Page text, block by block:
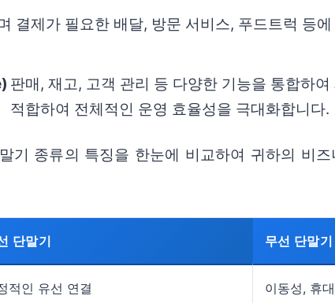
결제가 필요한 배달, 방문 서비스, 푸드트럭 등
판매, 재고, 고객 관리 등 다양한 기능을 통합하
적합하여 전체적인 운영 효율성을 극대화합니다.
기 종류의 특징을 한눈에 비교하여 귀하의 비
단말기 무선 단말기
적인 유선 연결 이동성, 휴